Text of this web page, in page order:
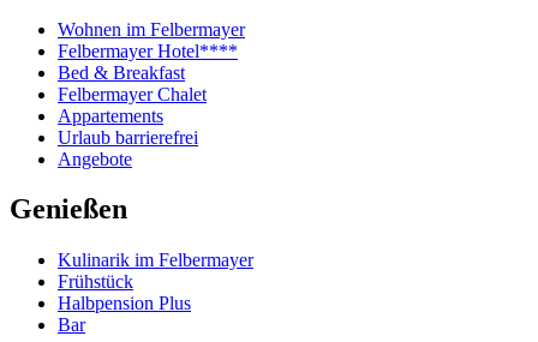
Wohnen im Felbermayer
Felbermayer Hotel****
Bed & Breakfast
Felbermayer Chalet
Appartements
Urlaub barrierefrei
Angebote
Genießen
Kulinarik im Felbermayer
Frühstück
Halbpension Plus
Bar